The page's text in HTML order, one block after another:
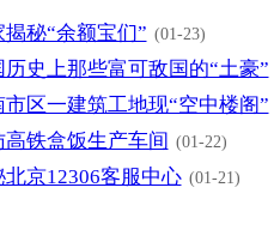
揭秘“余额宝们” (01-23)
历史上那些富可敌国的“土豪”
市区一建筑工地现“空中楼阁”
高铁盒饭生产车间 (01-22)
北京12306客服中心 (01-21)